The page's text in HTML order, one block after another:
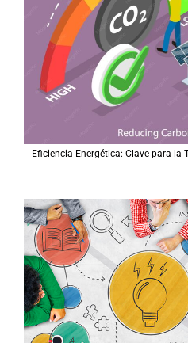
Eficiencia Energética: Clave para la